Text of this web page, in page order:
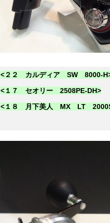
<２２ カルディア SW 8000-
<１７ セオリー 2508PE-DH>
<１８ 月下美人 MX LT